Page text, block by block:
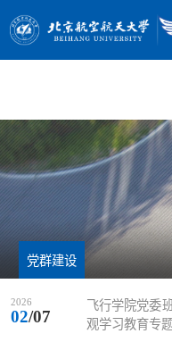
党群建设
2026
02/07
飞行学院党委
观学习教育专